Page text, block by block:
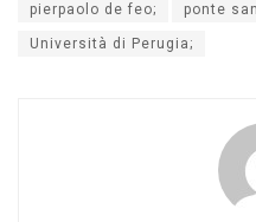
pierpaolo de feo; ponte
Università di Perugia;